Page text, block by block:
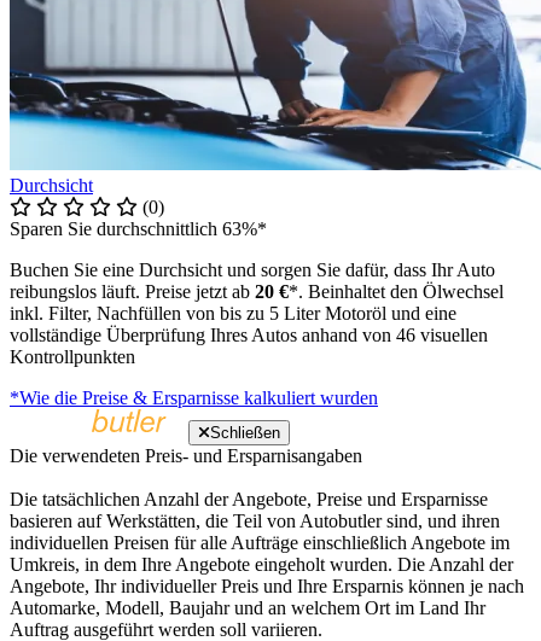
Durchsicht
(0)
Sparen Sie durchschnittlich 63%*
Buchen Sie eine Durchsicht und sorgen Sie dafür, dass Ihr Auto
reibungslos läuft. Preise jetzt ab 20 €*. Beinhaltet den Ölwechsel
inkl. Filter, Nachfüllen von bis zu 5 Liter Motoröl und eine
vollständige Überprüfung Ihres Autos anhand von 46 visuellen
Kontrollpunkten
*Wie die Preise & Ersparnisse kalkuliert wurden
Schließen
Die verwendeten Preis- und Ersparnisangaben
Die tatsächlichen Anzahl der Angebote, Preise und Ersparnisse
basieren auf Werkstätten, die Teil von Autobutler sind, und ihren
individuellen Preisen für alle Aufträge einschließlich Angebote im
Umkreis, in dem Ihre Angebote eingeholt wurden. Die Anzahl der
Angebote, Ihr individueller Preis und Ihre Ersparnis können je nach
Automarke, Modell, Baujahr und an welchem Ort im Land Ihr
Auftrag ausgeführt werden soll variieren.